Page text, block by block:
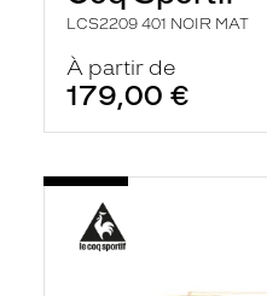
LCS2209 401 NOIR MAT
À partir de
179,00 €